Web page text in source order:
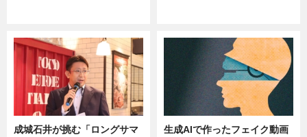
成城石井が挑む「ロングサマ
生成AIで作ったフェイク動画